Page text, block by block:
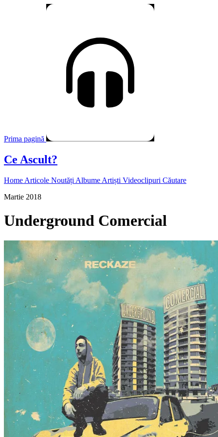
Prima pagină
Ce Ascult?
Home Articole Noutăți Albume Artiști Videoclipuri Căutare
Martie 2018
Underground Comercial
Pagina externă
Pagina externă
Pagina externă
R
Reckaze
Videoclipuri